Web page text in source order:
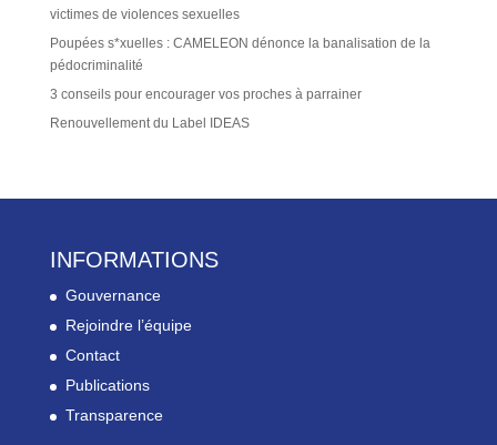
victimes de violences sexuelles
Poupées s*xuelles : CAMELEON dénonce la banalisation de la
pédocriminalité
3 conseils pour encourager vos proches à parrainer
Renouvellement du Label IDEAS
INFORMATIONS
Gouvernance
Rejoindre l’équipe
Contact
Publications
Transparence